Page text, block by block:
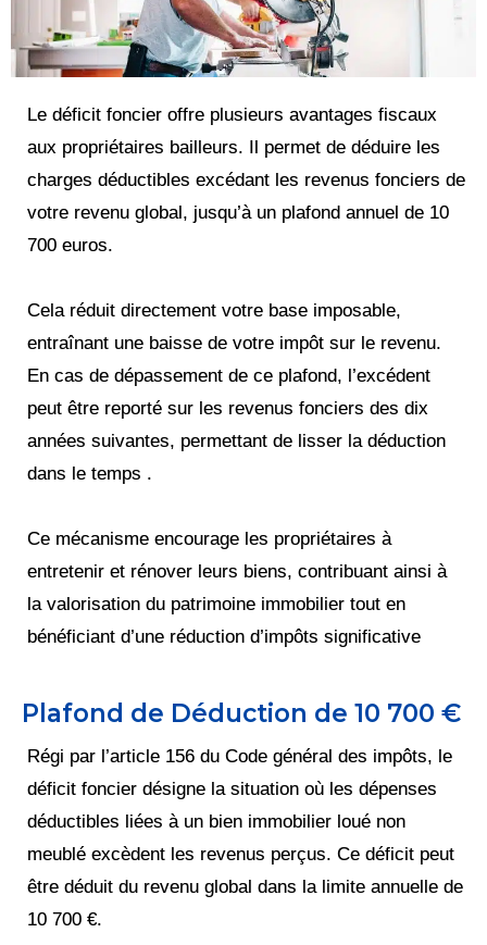
Le déficit foncier offre plusieurs avantages fiscaux
aux propriétaires bailleurs. Il permet de déduire les
charges déductibles excédant les revenus fonciers de
votre revenu global, jusqu’à un plafond annuel de 10
700 euros.
Cela réduit directement votre base imposable,
entraînant une baisse de votre impôt sur le revenu.
En cas de dépassement de ce plafond, l’excédent
peut être reporté sur les revenus fonciers des dix
années suivantes, permettant de lisser la déduction
dans le temps​ .
Ce mécanisme encourage les propriétaires à
entretenir et rénover leurs biens, contribuant ainsi à
la valorisation du patrimoine immobilier tout en
bénéficiant d’une réduction d’impôts significative​
Plafond de Déduction de 10 700 €
Régi par l’article 156 du Code général des impôts, le
déficit foncier désigne la situation où les dépenses
déductibles liées à un bien immobilier loué non
meublé excèdent les revenus perçus. Ce déficit peut
être déduit du revenu global dans la limite annuelle de
10 700 €.